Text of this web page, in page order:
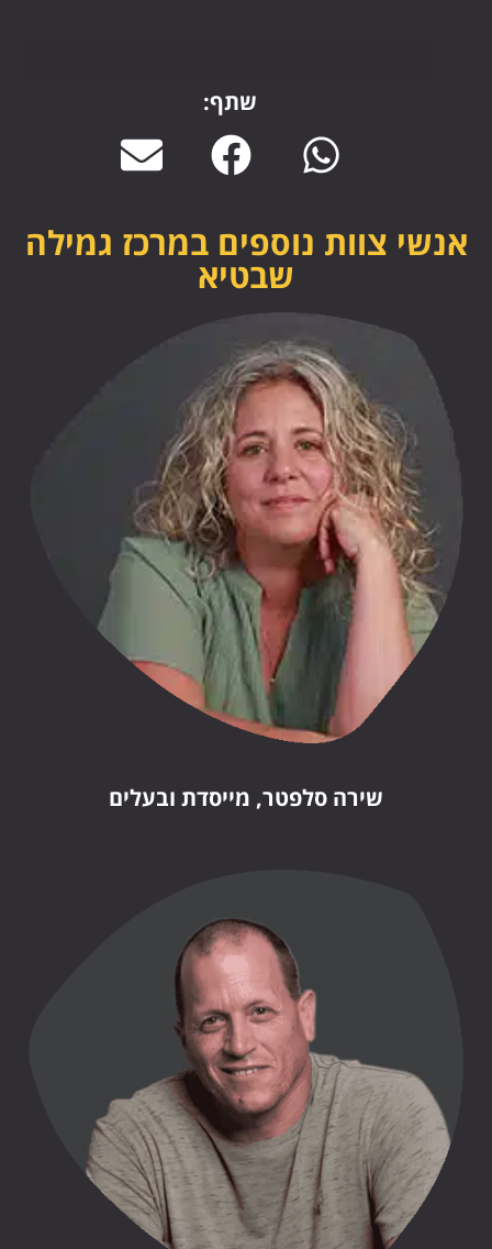
שתף:
אנשי צוות נוספים במרכז גמילה
שבטיא
שירה סלפטר, מייסדת ובעלים